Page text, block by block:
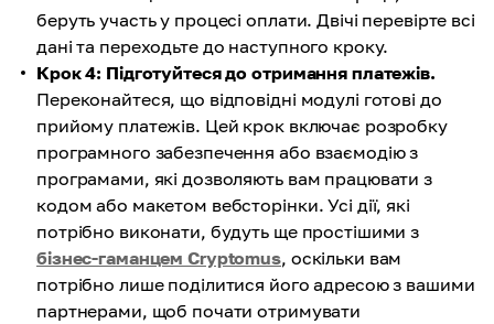
беруть участь у процесі оплати. Двічі перевірте всі
дані та переходьте до наступного кроку.
Крок 4: Підготуйтеся до отримання платежів.
Переконайтеся, що відповідні модулі готові до
прийому платежів. Цей крок включає розробку
програмного забезпечення або взаємодію з
програмами, які дозволяють вам працювати з
кодом або макетом вебсторінки. Усі дії, які
потрібно виконати, будуть ще простішими з
бізнес-гаманцем Cryptomus, оскільки вам
потрібно лише поділитися його адресою з вашими
партнерами, щоб почати отримувати